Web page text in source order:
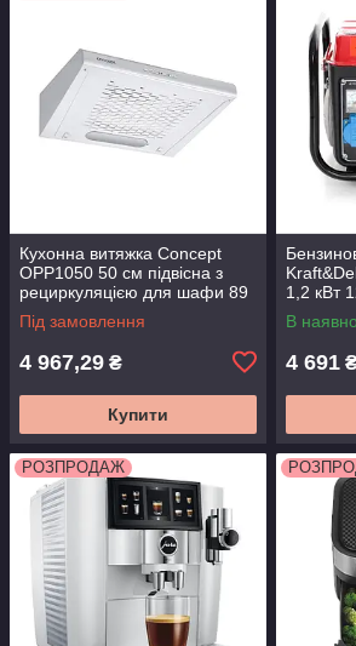
Кухонна витяжка Concept
OPP1050 50 см підвісна з
рециркуляцією для шафи 89
Вт
Під замовлення
4 967,29 ₴
Купити
1,2 кВт
та дачі
В
4 691
РОЗПРОДАЖ